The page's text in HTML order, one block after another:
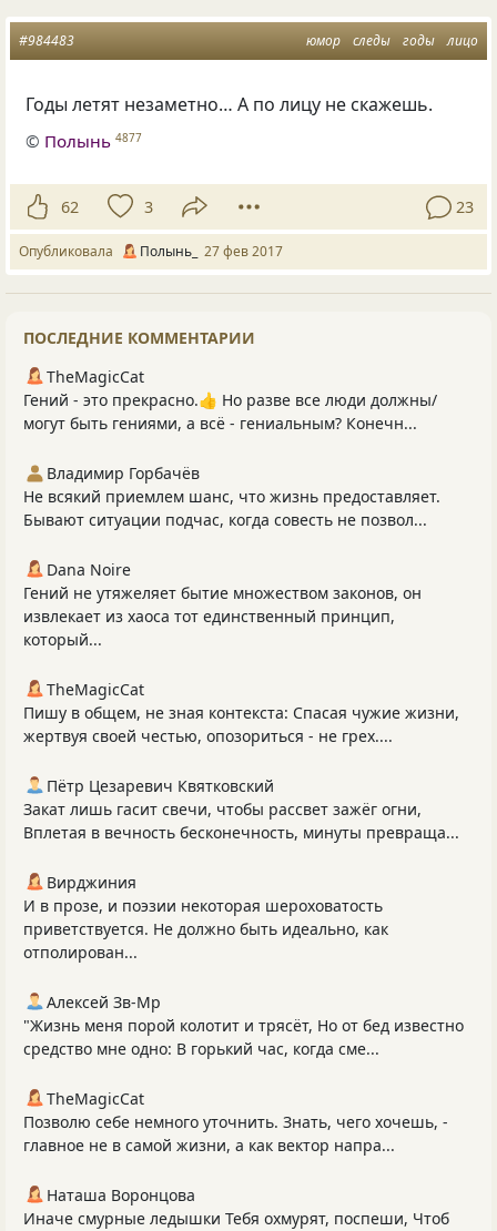
юмор следы годы лицо
#984483
Годы летят незаметно… А по лицу не скажешь.
© Полынь 4877
62 3 23
Опубликовала Полынь_ 27 фев 2017
ПОСЛЕДНИЕ КОММЕНТАРИИ
TheMagicCat
Гений - это прекрасно.👍 Но разве все люди должны/
могут быть гениями, а всё - гениальным? Конечн...
Владимир Горбачёв
Не всякий приемлем шанс, что жизнь предоставляет.
Бывают ситуации подчас, когда совесть не позвол...
Dana Noire
Гений не утяжеляет бытие множеством законов, он
извлекает из хаоса тот единственный принцип,
который...
TheMagicCat
Пишу в общем, не зная контекста: Спасая чужие жизни,
жертвуя своей честью, опозориться - не грех....
Пётр Цезаревич Квятковский
Закат лишь гасит свечи, чтобы рассвет зажёг огни,
Вплетая в вечность бесконечность, минуты превраща...
Вирджиния
И в прозе, и поэзии некоторая шероховатость
приветствуется. Не должно быть идеально, как
отполирован...
Алексей Зв-Mp
"Жизнь меня порой колотит и трясёт, Но от бед известно
средство мне одно: В горький час, когда сме...
TheMagicCat
Позволю себе немного уточнить. Знать, чего хочешь, -
главное не в самой жизни, а как вектор напра...
Наташа Воронцова
Иначе смурные ледышки Тебя охмурят, поспеши, Чтоб